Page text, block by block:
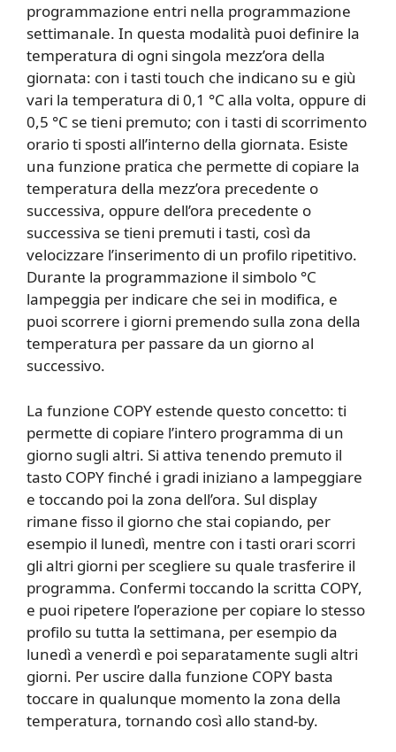
programmazione entri nella programmazione
settimanale. In questa modalità puoi definire la
temperatura di ogni singola mezz’ora della
giornata: con i tasti touch che indicano su e giù
vari la temperatura di 0,1 °C alla volta, oppure di
0,5 °C se tieni premuto; con i tasti di scorrimento
orario ti sposti all’interno della giornata. Esiste
una funzione pratica che permette di copiare la
temperatura della mezz’ora precedente o
successiva, oppure dell’ora precedente o
successiva se tieni premuti i tasti, così da
velocizzare l’inserimento di un profilo ripetitivo.
Durante la programmazione il simbolo °C
lampeggia per indicare che sei in modifica, e
puoi scorrere i giorni premendo sulla zona della
temperatura per passare da un giorno al
successivo.
La funzione COPY estende questo concetto: ti
permette di copiare l’intero programma di un
giorno sugli altri. Si attiva tenendo premuto il
tasto COPY finché i gradi iniziano a lampeggiare
e toccando poi la zona dell’ora. Sul display
rimane fisso il giorno che stai copiando, per
esempio il lunedì, mentre con i tasti orari scorri
gli altri giorni per scegliere su quale trasferire il
programma. Confermi toccando la scritta COPY,
e puoi ripetere l’operazione per copiare lo stesso
profilo su tutta la settimana, per esempio da
lunedì a venerdì e poi separatamente sugli altri
giorni. Per uscire dalla funzione COPY basta
toccare in qualunque momento la zona della
temperatura, tornando così allo stand-by.